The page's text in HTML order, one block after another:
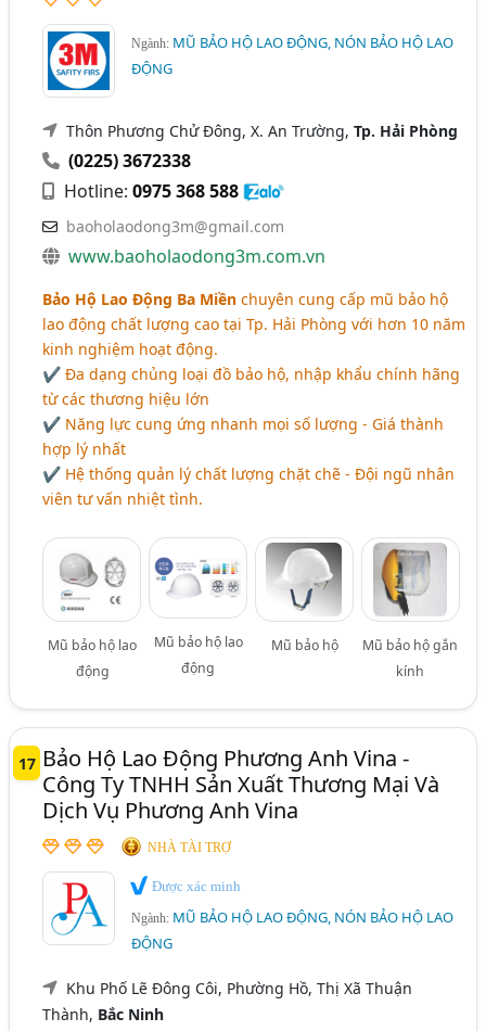
Ngành: MŨ BẢO HỘ LAO ĐỘNG, NÓN BẢO HỘ LAO
ĐỘNG
Thôn Phương Chử Đông, X. An Trường,Tp. Hải Phòng
(0225) 3672338
Hotline:0975 368 588
baoholaodong3m@gmail.com
www.baoholaodong3m.com.vn
Bảo Hộ Lao Động Ba Miền chuyên cung cấp mũ bảo hộ
lao động chất lượng cao tại Tp. Hải Phòng với hơn 10 năm
kinh nghiệm hoạt động.
✔ Đa dạng chủng loại đồ bảo hộ, nhập khẩu chính hãng
từ các thương hiệu lớn
✔ Năng lực cung ứng nhanh mọi số lượng - Giá thành
hợp lý nhất
✔ Hệ thống quản lý chất lượng chặt chẽ - Đội ngũ nhân
viên tư vấn nhiệt tình.
Mũ bảo hộ lao
động
Mũ bảo hộ lao
động
Mũ bảo hộ
Mũ bảo hộ gắn
kính
17 Bảo Hộ Lao Động Phương Anh Vina -
Công Ty TNHH Sản Xuất Thương Mại Và
Dịch Vụ Phương Anh Vina
NHÀ TÀI TRỢ
Được xác minh
Ngành: MŨ BẢO HỘ LAO ĐỘNG, NÓN BẢO HỘ LAO
ĐỘNG
Khu Phố Lẽ Đông Côi, Phường Hồ, Thị Xã Thuận
Thành, Bắc Ninh